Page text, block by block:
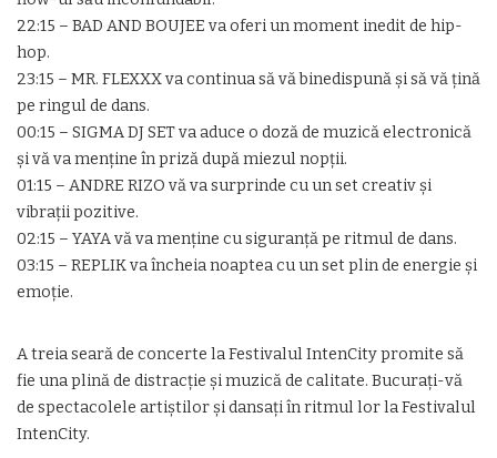
22:15 – BAD AND BOUJEE va oferi un moment inedit de hip-
hop.
23:15 – MR. FLEXXX va continua să vă binedispună și să vă țină
pe ringul de dans.
00:15 – SIGMA DJ SET va aduce o doză de muzică electronică
și vă va menține în priză după miezul nopții.
01:15 – ANDRE RIZO vă va surprinde cu un set creativ și
vibrații pozitive.
02:15 – YAYA vă va menține cu siguranță pe ritmul de dans.
03:15 – REPLIK va încheia noaptea cu un set plin de energie și
emoție.
A treia seară de concerte la Festivalul IntenCity promite să
fie una plină de distracție și muzică de calitate. Bucurați-vă
de spectacolele artiștilor și dansați în ritmul lor la Festivalul
IntenCity.